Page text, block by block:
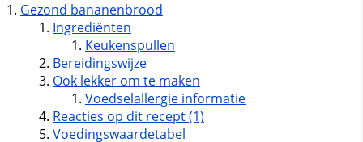
Gezond bananenbrood
Ingrediënten
Keukenspullen
Bereidingswijze
Ook lekker om te maken
Voedselallergie informatie
Reacties op dit recept (1)
Voedingswaardetabel